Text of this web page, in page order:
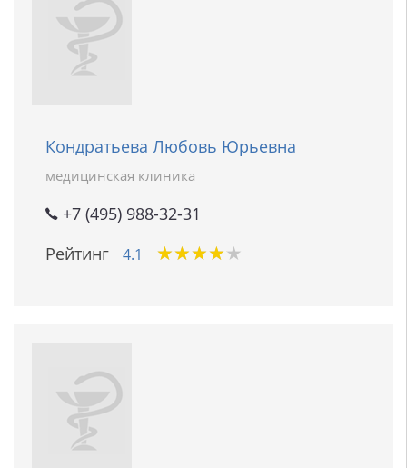
Кондратьева Любовь Юрьевна
медицинская клиника
+7 (495) 988-32-31
Рейтинг
4.1 ★★★★★
★★★★★